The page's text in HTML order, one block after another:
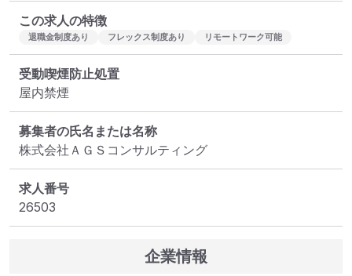
この求人の特徴
退職金制度あり フレックス制度あり リモートワーク可能
受動喫煙防止処置
屋内禁煙
募集者の氏名または名称
株式会社ＡＧＳコンサルティング
求人番号
26503
企業情報